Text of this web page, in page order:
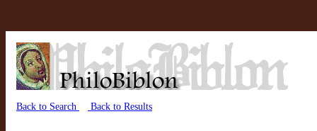
Back to Search Back to Results